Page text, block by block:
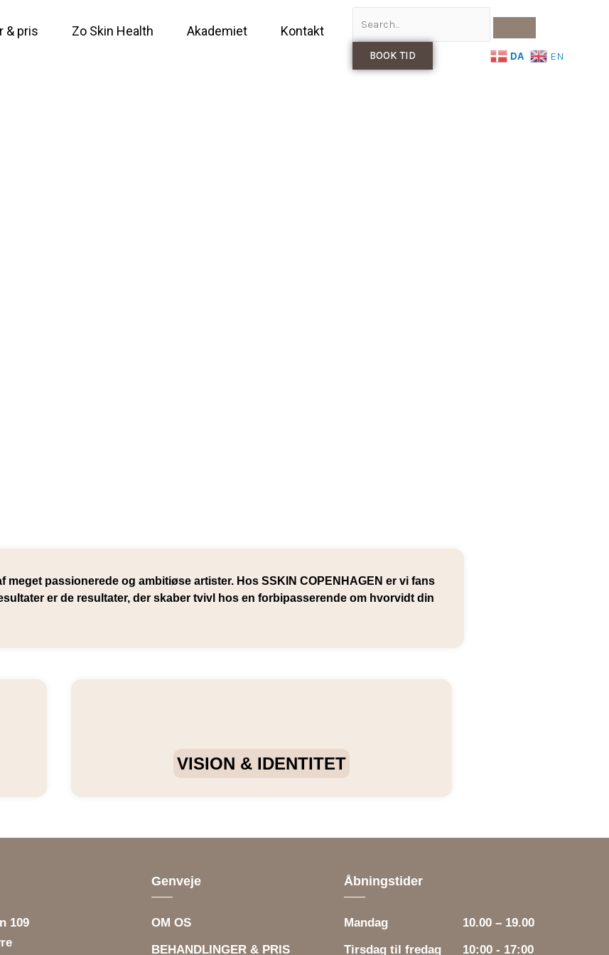
& pris Zo Skin Health Akademiet Kontakt
BOOK TID DA EN
passionerede og ambitiøse artister. Hos SSKIN COPENHAGEN er vi fans
er de resultater, der skaber tvivl hos en forbipasserende om hvorvidt din
VISION & IDENTITET
109
Genveje
OM OS
BEHANDLINGER & PRIS
Åbningstider
Mandag
Tirsdag til fredag
10.00 – 19.00
10:00 - 17:00